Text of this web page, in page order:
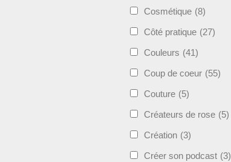
Cosmétique (8)
Côté pratique (27)
Couleurs (41)
Coup de coeur (55)
Couture (5)
Créateurs de rose (5)
Création (3)
Créer son podcast (3)